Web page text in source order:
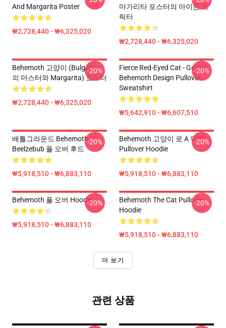
And Margarita Poster
₩2,728,440 - ₩6,325,020
마가리타 포스터의 아이콘 캐
릭터
₩2,728,440 - ₩6,325,020
Behemoth 고양이 (Bulgakov
의 마스터와 Margarita) 포스터
₩2,728,440 - ₩6,325,020
-20%
Fierce Red-Eyed Cat - Gothic
Behemoth Design Pullover
Sweatshirt
₩5,642,910 - ₩6,607,510
-20%
배틀그라운드 Behemoth
Beelzebub 풀 오버 후드
₩5,918,510 - ₩6,883,110
-20%
Behemoth 고양이 로 A 악마
Pullover Hoodie
₩5,918,510 - ₩6,883,110
-20%
Behemoth 풀 오버 Hoodie
₩5,918,510 - ₩6,883,110
-20%
Behemoth The Cat Pullover
Hoodie
₩5,918,510 - ₩6,883,110
-20%
더 보기
관련 상품